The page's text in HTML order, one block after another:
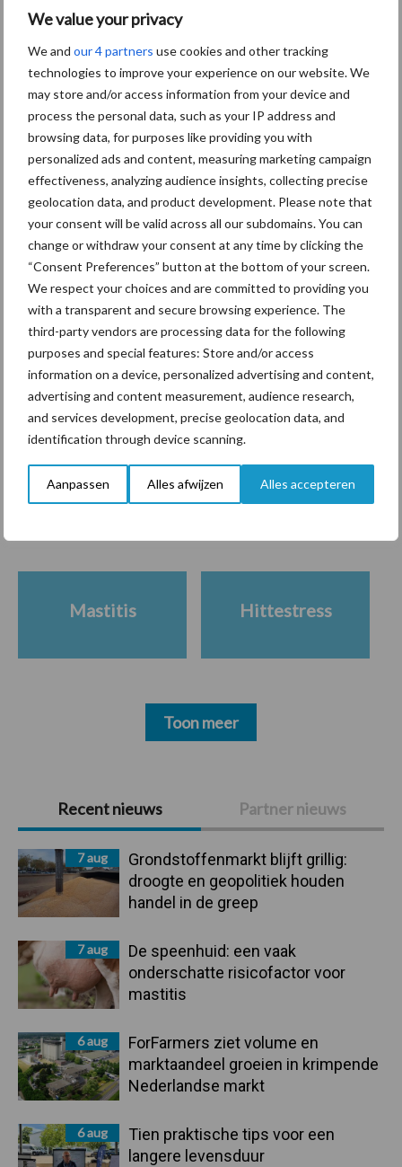
We value your privacy
We and our 4 partners use cookies and other tracking
technologies to improve your experience on our website. We
may store and/or access information from your device and
process the personal data, such as your IP address and
browsing data, for purposes like providing you with
personalized ads and content, measuring marketing campaign
effectiveness, analyzing audience insights, collecting precise
geolocation data, and product development. Please note that
your consent will be valid across all our subdomains. You can
change or withdraw your consent at any time by clicking the
“Consent Preferences” button at the bottom of your screen.
We respect your choices and are committed to providing you
with a transparent and secure browsing experience. The
third-party vendors are processing data for the following
purposes and special features: Store and/or access
information on a device, personalized advertising and content,
advertising and content measurement, audience research,
and services development, precise geolocation data, and
identification through device scanning.
Aanpassen Alles afwijzen Alles accepteren
Primaire
Sidebar
Recent nieuws Partner nieuws
7 aug
Grondstoffenmarkt blijft grillig:
droogte en geopolitiek houden
handel in de greep
7 aug
De speenhuid: een vaak
onderschatte risicofactor voor
mastitis
6 aug
ForFarmers ziet volume en
marktaandeel groeien in krimpende
Nederlandse markt
6 aug
Tien praktische tips voor een
langere levensduur
Aanbevolen voor jou!
Grondstoffenmarkt blijft
grillig: droogte en
geopolitiek houden handel
in de greep
De speenhuid: een vaak
onderschatte risicofactor
voor mastitis
ForFarmers ziet volume en
marktaandeel groeien in
krimpende Nederlandse
markt
Themapagina's
Diergezondheid Bemesting Fokkerij
Mastitis Hittestress
Toon meer